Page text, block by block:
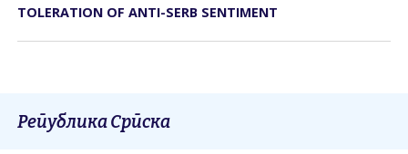
TOLERATION OF ANTI-SERB SENTIMENT
Република Српска